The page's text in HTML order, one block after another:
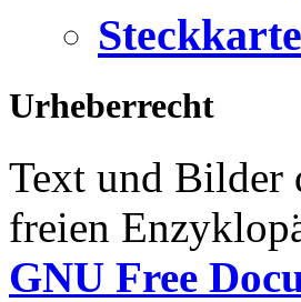
Steckkarte
Urheberrecht
Text und Bilder
freien
GNU Free